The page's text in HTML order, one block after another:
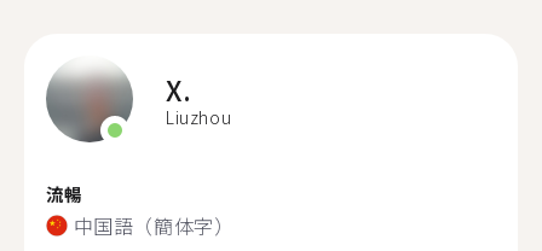
X.
Liuzhou
流暢
中国語（簡体字）